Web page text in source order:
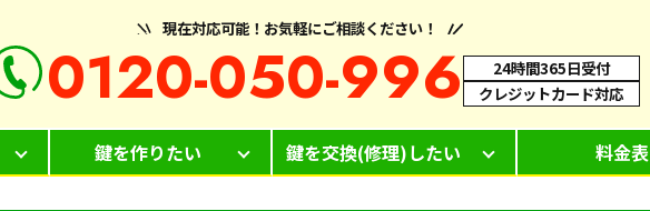
現在対応可能！お気軽にご相談ください！
0120-050-996
24時間365日受付
クレジットカード対応
鍵を作りたい 鍵を交換(修理)したい 料金表